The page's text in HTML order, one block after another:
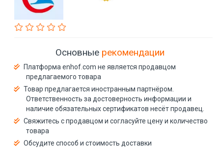
Основные рекомендации
Платформа enhof.com не является продавцом
предлагаемого товара
Товар предлагается иностранным партнёром.
Ответственность за достоверность информации и
наличие обязательных сертификатов несёт продавец.
Свяжитесь с продавцом и согласуйте цену и количество
товара
Обсудите способ и стоимость доставки